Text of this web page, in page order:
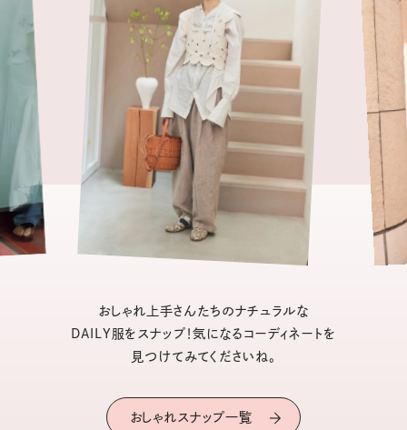
おしゃれ上手さんたちのナチュラルな
DAILY服をスナップ！気になるコーディネートを
見つけてみてくださいね。
おしゃれスナップ一覧